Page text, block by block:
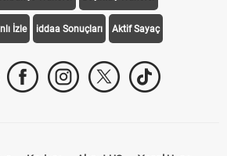
İzle iddaa Sonuçları Aktif Sayaç